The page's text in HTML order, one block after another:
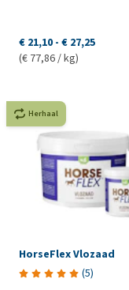
€ 21,10 - € 27,25
(€ 77,86 / kg)
Herhaal
HorseFlex Vlozaad
(5)